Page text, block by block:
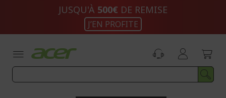
JUSQU'À 500€ DE REMISE
J’EN PROFITE